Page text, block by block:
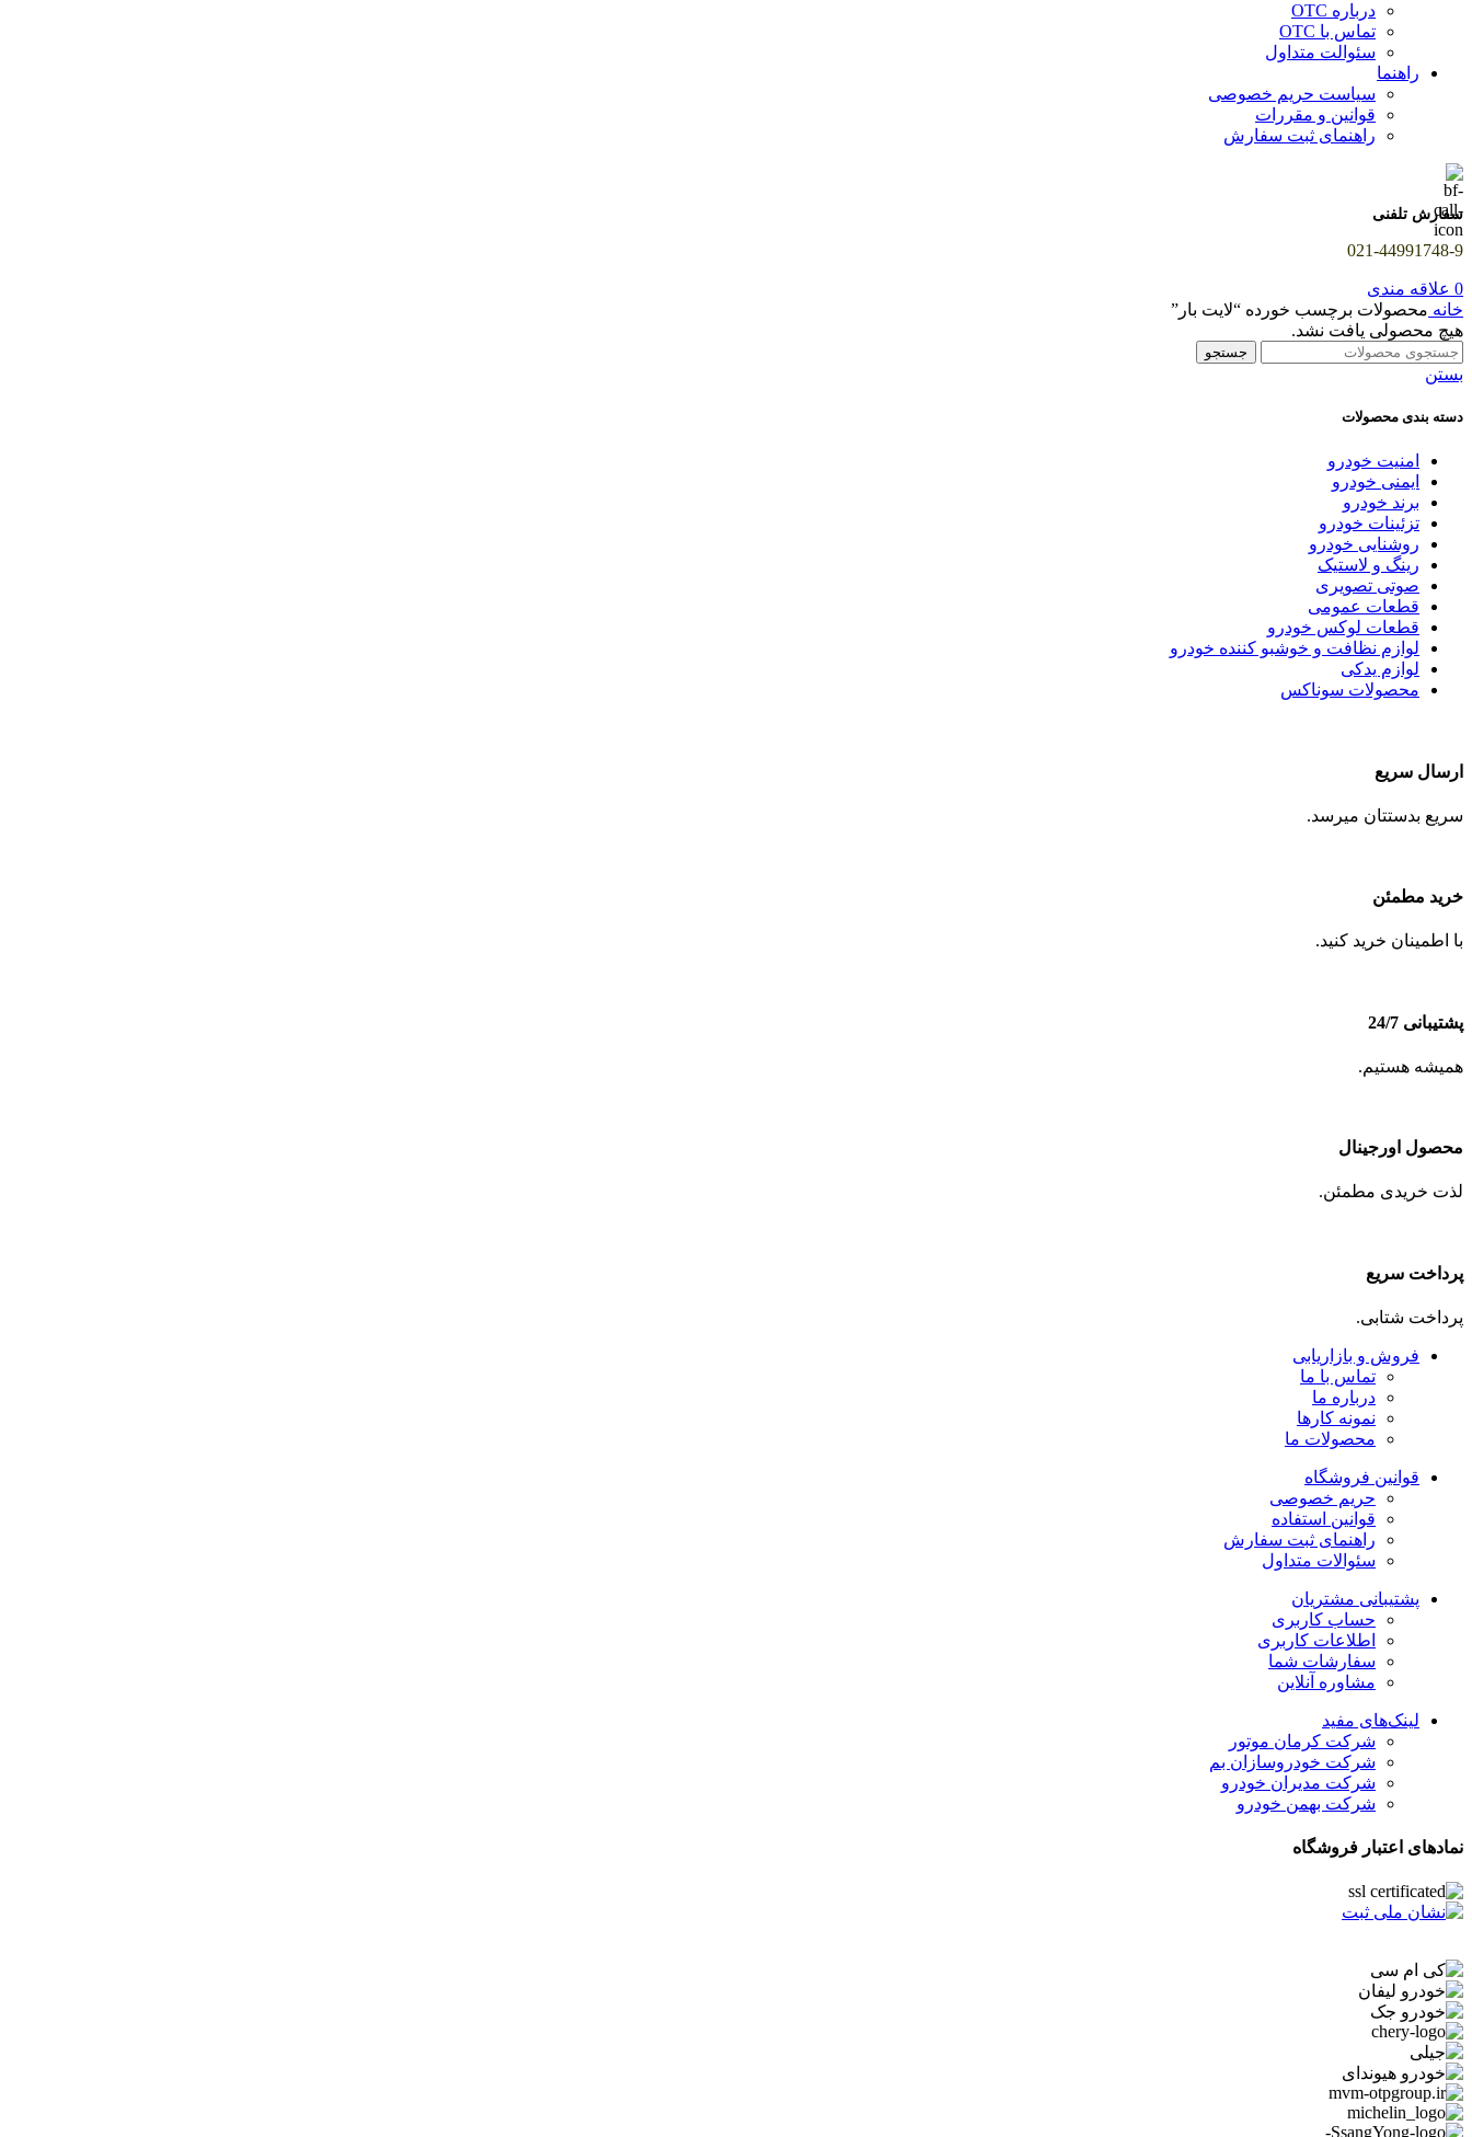
درباره OTC
تماس با OTC
سئوالت متداول
راهنما
سیاست حریم خصوصی
قوانین و مقررات
راهنمای ثبت سفارش
سفارش تلفنی
021-44991748-9
0 علاقه مندی
خانه محصولات برچسب خورده “لایت بار”
هیچ محصولی یافت نشد.
جستجو
بستن
دسته بندی محصولات
امنیت خودرو
ایمنی خودرو
برند خودرو
تزئینات خودرو
روشنایی خودرو
رینگ و لاستیک
صوتی تصویری
قطعات عمومی
قطعات لوکس خودرو
لوازم نظافت و خوشبو کننده خودرو
لوازم یدکی
محصولات سوناکس
ارسال سریع
سریع بدستتان میرسد.
خرید مطمئن
با اطمینان خرید کنید.
پشتیبانی 24/7
همیشه هستیم.
محصول اورجینال
لذت خریدی مطمئن.
پرداخت سریع
پرداخت شتابی.
فروش و بازاریابی
تماس با ما
درباره ما
نمونه کارها
محصولات ما
قوانین فروشگاه
حریم خصوصی
قوانین استفاده
راهنمای ثبت سفارش
سئوالات متداول
پشتیبانی مشتریان
حساب کاربری
اطلاعات کاربری
سفارشات شما
مشاوره آنلاین
لینک‌های مفید
شرکت کرمان موتور
شرکت خودروسازان بم
شرکت مدیران خودرو
شرکت بهمن خودرو
نمادهای اعتبار فروشگاه